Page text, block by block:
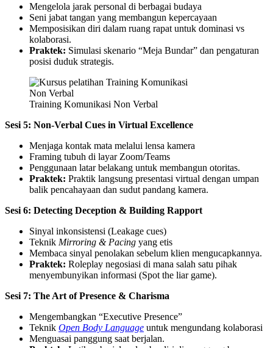
Mengelola jarak personal di berbagai budaya
Seni jabat tangan yang membangun kepercayaan
Memposisikan diri dalam ruang rapat untuk dominasi vs
kolaborasi.
Praktek: Simulasi skenario “Meja Bundar” dan pengaturan
posisi duduk strategis.
Training Komunikasi Non Verbal
Sesi 5: Non-Verbal Cues in Virtual Excellence
Menjaga kontak mata melalui lensa kamera
Framing tubuh di layar Zoom/Teams
Penggunaan latar belakang untuk membangun otoritas.
Praktek: Praktik langsung presentasi virtual dengan umpan
balik pencahayaan dan sudut pandang kamera.
Sesi 6: Detecting Deception & Building Rapport
Sinyal inkonsistensi (Leakage cues)
Teknik Mirroring & Pacing yang etis
Membaca sinyal penolakan sebelum klien mengucapkannya.
Praktek: Roleplay negosiasi di mana salah satu pihak
menyembunyikan informasi (Spot the liar game).
Sesi 7: The Art of Presence & Charisma
Mengembangkan “Executive Presence”
Teknik Open Body Language untuk mengundang kolaborasi
Menguasai panggung saat berjalan.